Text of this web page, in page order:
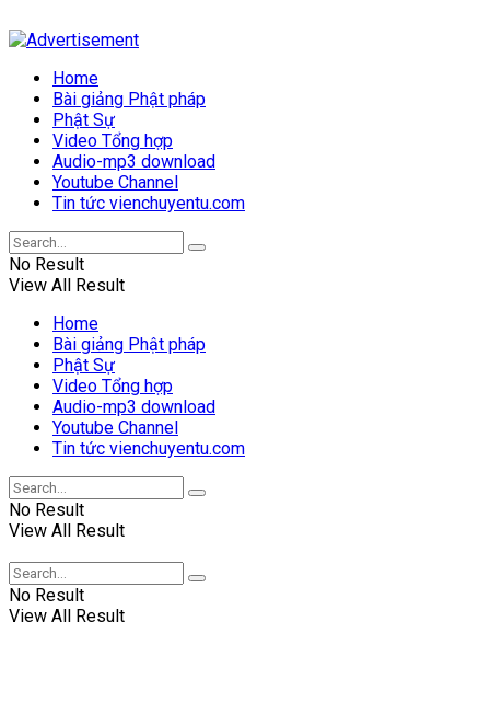
Home
Bài giảng Phật pháp
Phật Sự
Video Tổng hợp
Audio-mp3 download
Youtube Channel
Tin tức vienchuyentu.com
No Result
View All Result
Home
Bài giảng Phật pháp
Phật Sự
Video Tổng hợp
Audio-mp3 download
Youtube Channel
Tin tức vienchuyentu.com
No Result
View All Result
No Result
View All Result